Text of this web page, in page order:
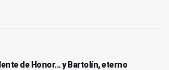
de Honor... y Bartolín, eterno